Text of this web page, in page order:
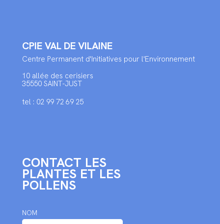
CPIE VAL DE VILAINE
Centre Permanent d'Initiatives pour l'Environnement
10 allée des cerisiers
35550 SAINT-JUST
tel : 02 99 72 69 25
CONTACT LES
PLANTES ET LES
POLLENS
NOM